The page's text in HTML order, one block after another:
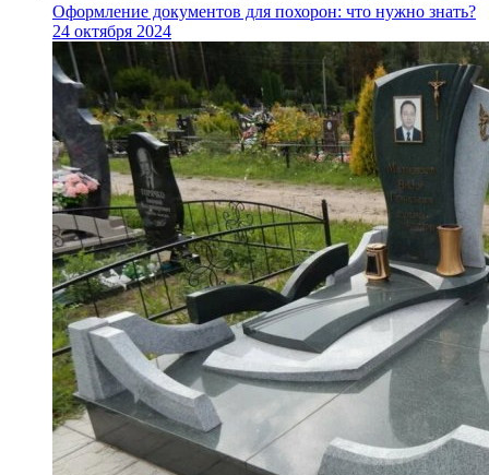
Оформление документов для похорон: что нужно знать?
24 октября 2024